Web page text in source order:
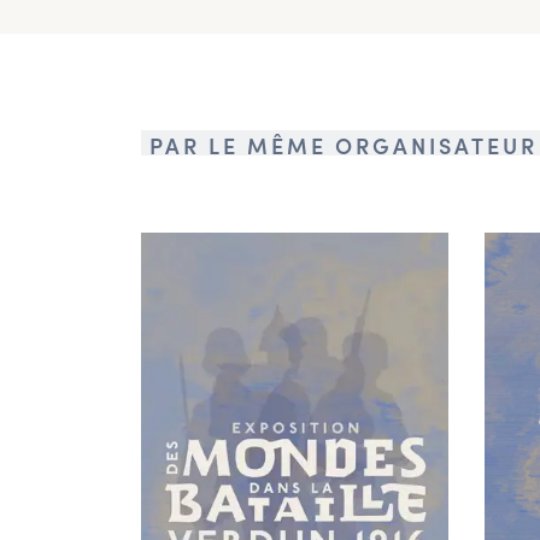
PAR LE MÊME ORGANISATEUR